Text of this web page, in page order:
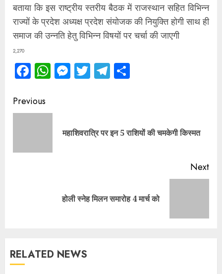
बताया कि इस राष्ट्रीय स्तरीय बैठक में राजस्थान सहित विभिन्न
राज्यों के प्रदेश अध्यक्ष प्रदेश संयोजक की नियुक्ति होगी साथ ही
समाज की उन्नति हेतु विभिन्न विषयों पर चर्चा की जाएगी
2,270
Facebook
WhatsApp
Messenger
TwitterTelegram
Continue
Reading
Previous
महाशिवरात्रि पर इन 5 राशियों की चमकेगी किस्मत
Next
होली स्नेह मिलन समारोह 4 मार्च को
RELATED NEWS